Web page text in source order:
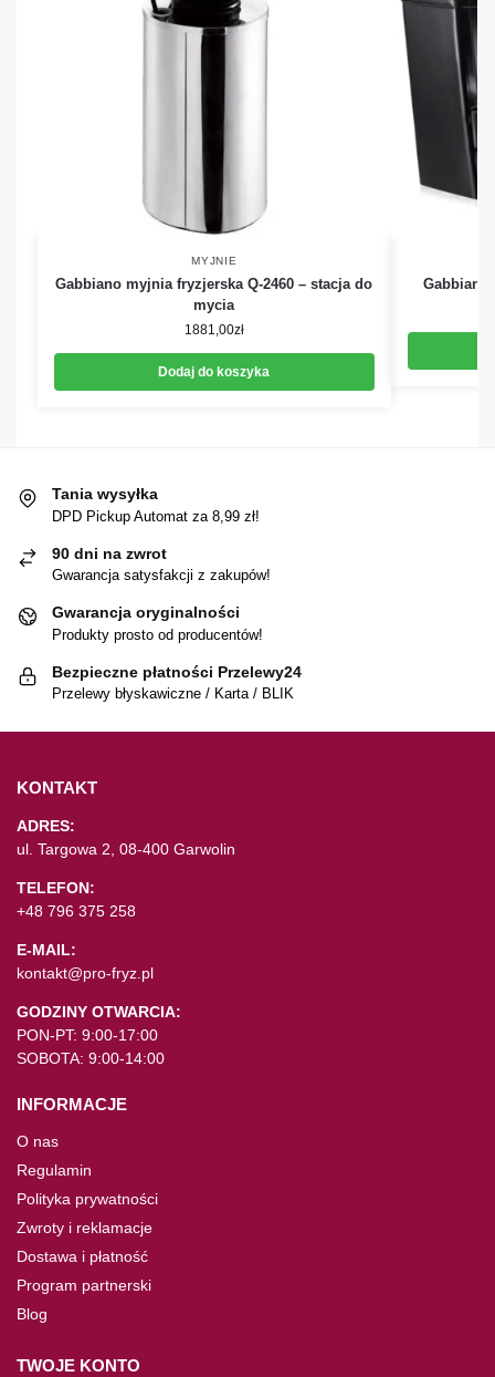
MYJNIE
Gabbiano myjnia fryzjerska Q-2460 – stacja do
mycia
1881,00zł
Dodaj do koszyka
Gabbiano
Tania wysyłka
DPD Pickup Automat za 8,99 zł!
90 dni na zwrot
Gwarancja satysfakcji z zakupów!
Gwarancja oryginalności
Produkty prosto od producentów!
Bezpieczne płatności Przelewy24
Przelewy błyskawiczne / Karta / BLIK
KONTAKT
ADRES:
ul. Targowa 2, 08-400 Garwolin
TELEFON:
+48 796 375 258
E-MAIL:
kontakt@pro-fryz.pl
GODZINY OTWARCIA:
PON-PT: 9:00-17:00
SOBOTA: 9:00-14:00
INFORMACJE
O nas
Regulamin
Polityka prywatności
Zwroty i reklamacje
Dostawa i płatność
Program partnerski
Blog
TWOJE KONTO